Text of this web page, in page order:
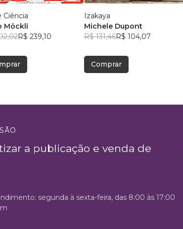
Ciência
Möckli
R$ 239,10
Izakaya
Michele Dupont
R$ 131,46R$ 104,07
Comprar
a publicação e venda de
segunda à sexta-feira, das 8:00 às 17:00